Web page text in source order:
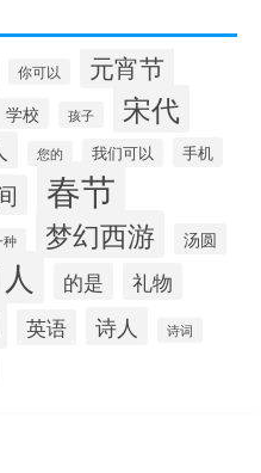
你可以 元宵节
学校 孩子 宋代
您的 我们可以 手机
春节
种 梦幻西游 汤圆
的是 礼物
英语 诗人 诗词